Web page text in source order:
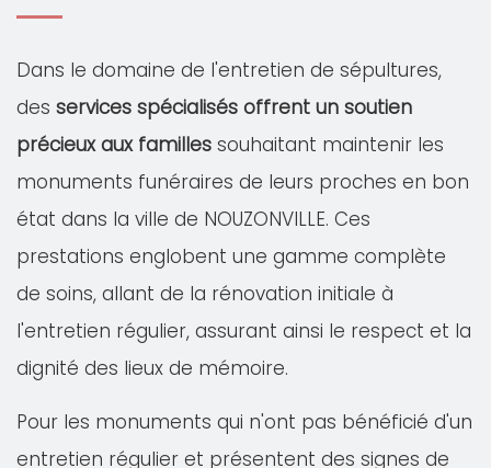
Dans le domaine de l'entretien de sépultures,
des services spécialisés offrent un soutien
précieux aux familles souhaitant maintenir les
monuments funéraires de leurs proches en bon
état dans la ville de NOUZONVILLE. Ces
prestations englobent une gamme complète
de soins, allant de la rénovation initiale à
l'entretien régulier, assurant ainsi le respect et la
dignité des lieux de mémoire.
Pour les monuments qui n'ont pas bénéficié d'un
entretien régulier et présentent des signes de